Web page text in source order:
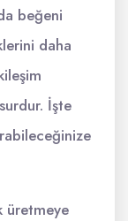
beğeni
daha
İşte
üretmeye